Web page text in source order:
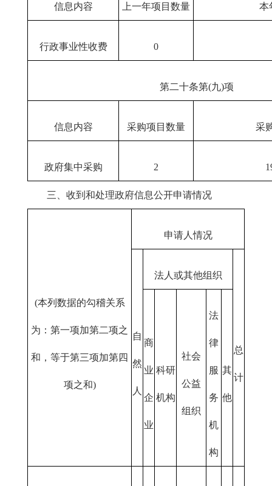
信息内容 上一年项目数量 本
行政事业性收费 0
第二十条第(九)项
信息内容 采购项目数量 采
政府集中采购 2
三、收到和处理政府信息公开申请情况
(本列数据的勾稽关系
为：第一项加第二项之
和，等于第三项加第四
项之和)
申请人情况
自
然
人
法人或其他组织
总
计
商
业
企
业
科研
机构
社会
公益
组织
法
律
服
务
机
构
其
他